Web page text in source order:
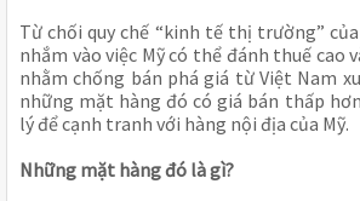
Từ chối quy chế “kinh tế thị trường”
nhắm vào việc Mỹ có thể đánh thuế cao
nhằm chống bán phá giá từ Việt Nam
những mặt hàng đó có giá bán thấp
lý để cạnh tranh với hàng nội địa của Mỹ.
Những mặt hàng đó là gì?